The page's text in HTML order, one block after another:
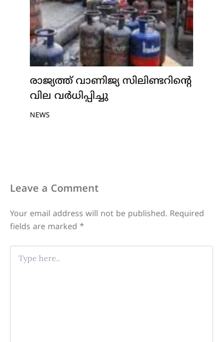
രാജ്യത്ത് വാണിജ്യ സിലിണ്ടറിന്റെ
വില വർധിപ്പിച്ചു
NEWS
Leave a Comment
Your email address will not be published. Required
fields are marked *
Type
here..